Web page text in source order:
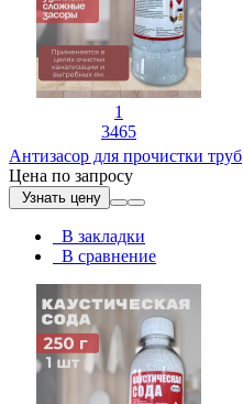
1
3465
Антизасор для прочистки труб
Цена по запросу
Узнать цену
В закладки
В сравнение